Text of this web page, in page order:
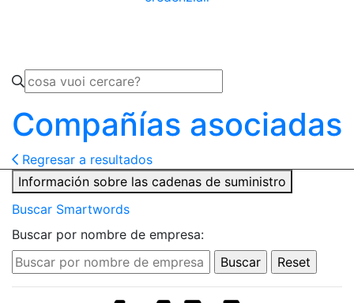
Compañías asociadas
Regresar a resultados
Información sobre las cadenas de suministro
Buscar Smartwords
Buscar por nombre de empresa: